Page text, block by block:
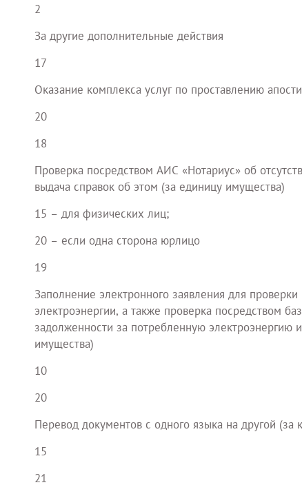
2
За другие дополнительные действия
17
Оказание комплекса услуг по проставлению
20
18
Проверка посредством АИС «Нотариус» об
выдача справок об этом (за единицу имущества)
15 – для физических лиц;
20 – если одна сторона юрлицо
19
Заполнение электронного заявления для
электроэнергии, а также проверка посредством
задолженности за потребленную электроэнергию
имущества)
10
20
Перевод документов с одного языка на другой (за
15
21